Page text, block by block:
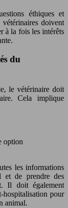
éthiques et
doivent
à la fois les intérêts
du
le vétérinaire doit
Cela implique
option
les informations
et de prendre des
Il doit également
hospitalisation pour
animal.